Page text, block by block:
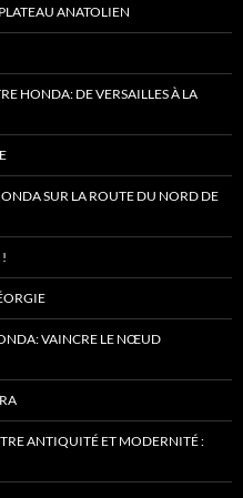
ANATOLIEN
HONDA: DE VERSAILLES À LA
SUR LA ROUTE DU NORD DE
VAINCRE LE NŒUD
ANTIQUITÉ ET MODERNITÉ :